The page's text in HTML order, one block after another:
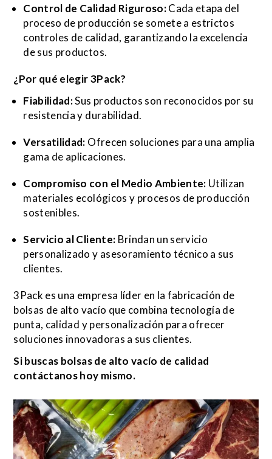
Control de Calidad Riguroso:Cada etapa del
proceso de producción se somete a estrictos
controles de calidad, garantizando la excelencia
de sus productos.
¿Por qué elegir 3Pack?
Fiabilidad:Sus productos son reconocidos por su
resistencia y durabilidad.
Versatilidad: Ofrecen soluciones para una amplia
gama de aplicaciones.
Compromiso con el Medio Ambiente: Utilizan
materiales ecológicos y procesos de producción
sostenibles.
Servicio al Cliente: Brindan un servicio
personalizado y asesoramiento técnico a sus
clientes.
3Pack es una empresa líder en la fabricación de
bolsas de alto vacío que combina tecnología de
punta, calidad y personalización para ofrecer
soluciones innovadoras a sus clientes.
Si buscas bolsas de alto vacío de calidad
contáctanos hoy mismo.